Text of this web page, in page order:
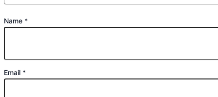
Name *
Email *